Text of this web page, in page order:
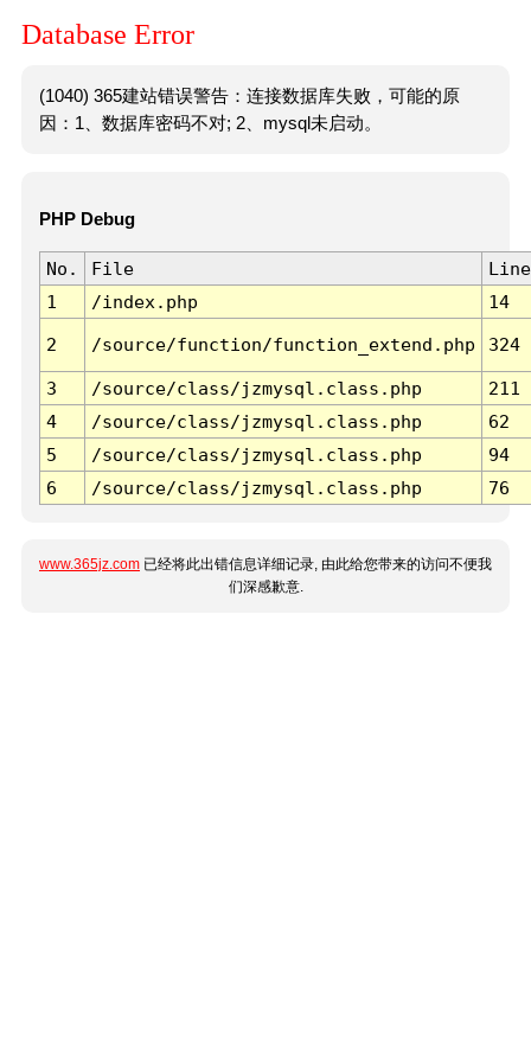
Database Error
(1040) 365建站错误警告：连接数据库失败，可能的原
因：1、数据库密码不对; 2、mysql未启动。
PHP Debug
No. File
Line
1
/index.php 14
2 /source/function/function_extend.php 324
3 /source/class/jzmysql.class.php
211
4
/source/class/jzmysql.class.php
62
5
/source/class/jzmysql.class.php
94
6
/source/class/jzmysql.class.php 76
www.365jz.com 已经将此出错信息详细记录, 由此给您带来的访问不便我
们深感歉意.